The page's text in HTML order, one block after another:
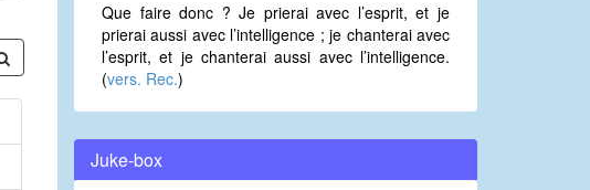
Que faire donc ? Je prierai avec l’esprit, et je
prierai aussi avec l’intelligence ; je chanterai avec
l’esprit, et je chanterai aussi avec l’intelligence.
(vers. Rec.)
Juke-box